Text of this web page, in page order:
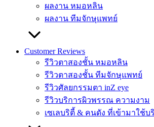
ผลงาน หมอหลิน
ผลงาน ทีมจักษุแพทย์
Customer Reviews
รีวิวตาสองชั้น หมอหลิน
รีวิวตาสองชั้น ทีมจักษุแพทย์
รีวิวศัลยกรรมตา inZ eye
รีวิวบริการผิวพรรณ ความงาม
เซเลบริตี้ & คนดัง ที่เข้ามาใช้บ